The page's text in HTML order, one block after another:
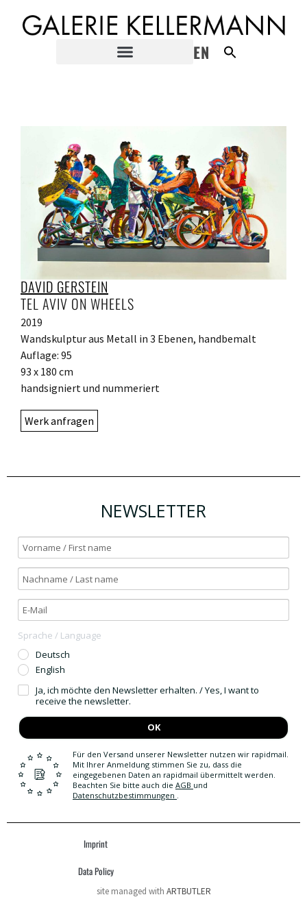
EN
DAVID GERSTEIN
TEL AVIV ON WHEELS
2019
Wandskulptur aus Metall in 3 Ebenen, handbemalt
Auflage: 95
93 x 180 cm
handsigniert und nummeriert
Werk anfragen
NEWSLETTER
Sprache / Language
Deutsch
English
Ja, ich möchte den Newsletter erhalten. / Yes, I want to
receive the newsletter.
OK
Für den Versand unserer Newsletter nutzen wir rapidmail.
Mit Ihrer Anmeldung stimmen Sie zu, dass die
eingegebenen Daten an rapidmail übermittelt werden.
Beachten Sie bitte auch die AGB und
Datenschutzbestimmungen
Imprint
Data Policy
site managed with ARTBUTLER